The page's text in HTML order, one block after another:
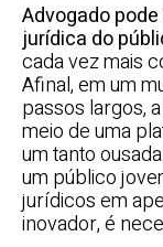
Advogado
jurídica do
cada vez mais
Afinal, em um
passos largos,
meio de uma
um tanto
um público
jurídicos em
inovador, é